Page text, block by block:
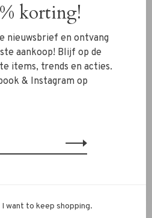
Shopping
korting!
nieuwsbrief en ontvang
aankoop! Blijf op de
items, trends en acties.
& Instagram op
I want to keep shopping.